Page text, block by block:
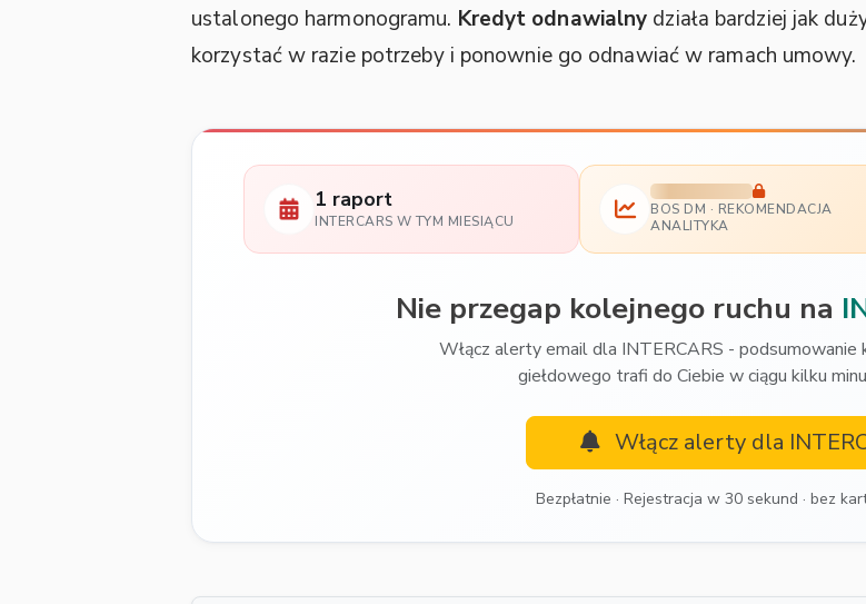
ustalonego harmonogramu. Kredyt odnawialny działa bardziej jak
korzystać w razie potrzeby i ponownie go odnawiać w ramach umowy.
1 raport
INTERCARS W TYM MIESIĄCU
BOS DM · REKOMENDACJA
ANALITYKA
Nie przegap kolejnego ruchu na
Włącz alerty email dla INTERCARS - podsumowanie
giełdowego trafi do Ciebie w ciągu kilku
Włącz alerty dla
Bezpłatnie · Rejestracja w 30 sekund · bez